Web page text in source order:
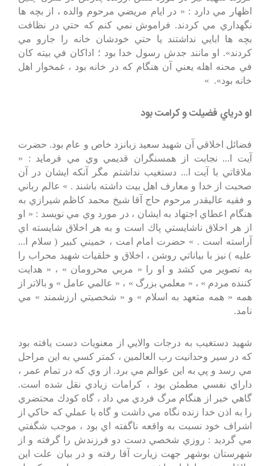
اظهار مي دارد : « در ايام مريضي مرحوم والده ، از بچه ها
نگهداري مي كردند. فراموش نمي كنم كه حتي در نظافت
بچه ها ابايي نداشتند يا حتي خودشان خانه را جارو مي
كردند». او مانند جدش رسول خدا بود ؛ اداكان في بيته كان
في محنه اهله يعني آن هنگام كه در خانه بود ، غمخوار اهل
خانه بود». »
او درياي فضيلت و كرامت بود
فضائل اخلاقي آن شهيد سعيد زبانزد خاص و عام بود. حضرت
آيت ا... نجابت از همسنگران قديمي وي مي فرمايد : «
ملاقاتي با آيت ا... دستغيب نداشتم مگر آنكه ايشان در آن
صحبت از خدا و معارف اهل بيت داشته باشند . » عالم رباني
و فقيه عاليقدر مرحوم حاج آقا شيخ محمد كاظم شيرازي به
هنگام اعطاي اجتهاد به ايشان ، در مورد وي مي نويسد : « او
از هر اخلاق ناشايستي پاك است و به هر اخلاق شايسته اي
آراسته است . » حضرت امام امت ، خميني كبير ( سلام ا...
عليه ) نيز با بياناتي روشن ، اخلاق و خلقيات شهيد محراب را
به تصوير مي كشد و او را « مربي محرومان » ، « هدايت
كننده مردم » ، « معلمي بزرگ » ، « عالمي عامل » و بالاتر از
همه « همه متعهد به اسلام » و « شخصيتي ارزشمند » مي
نامد.
شهيد دستغيب به درجات والايي از معنويات دست يافته بود
كه در سير وحدانيت رب العالمين ، كمتر كسي به اين مراحل
مي رسد و پي به اين عوالم مي برد. از وي كه در تمام عمر ،
داراي نفسي مطمئن بود ، كرامات زيادي نقل شده است.
گاهي خبر از هنگام مرگ فردي مي داد ، گاه كودك محتضري
را به اذن خدا زنده نگاه مي داشت و گاه با عملي كه حاكي از
اشراف خود نسبت به واقعه ناگفته اي بود ، موجب شگفتي
مي گرديد : روزي شخصي دست دو فرزندش را گرفته و از
شهرستان بوشهر جهت زيارت آقا رفته و در بيان علت اين